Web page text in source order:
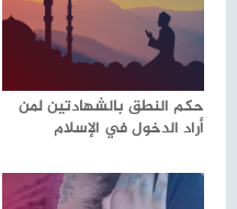
حكم النطق بالشهادتين لمن
أراد الدخول في الإسلام